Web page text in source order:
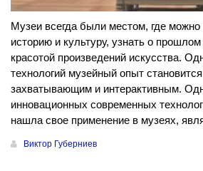
Музеи всегда были местом, где можно
историю и культуру, узнать о
красотой произведений искусства.
технологий музейный опыт
захватывающим и интерактивным.
инновационных современных
нашла свое применение в музеях,
Виктор Губерниев